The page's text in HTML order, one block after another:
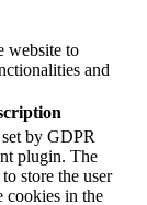
website to
and
by GDPR
plugin. The
store the user
cookies in the